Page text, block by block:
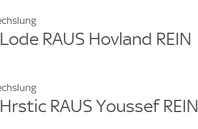
RAUS Hovland REIN
RAUS Youssef REIN